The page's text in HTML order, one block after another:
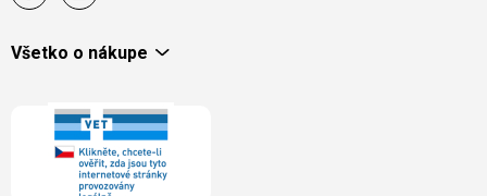
Všetko o nákupe